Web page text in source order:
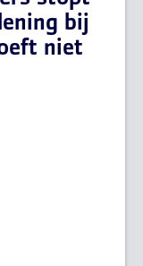
bij
niet